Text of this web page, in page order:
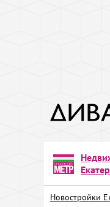
Новостройки